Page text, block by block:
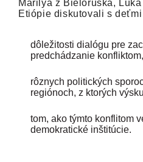
Marilya z Bieloruska,
Etiópie diskutovali s deťmi
dôležitosti dialógu pre
predchádzanie konfliktom,
rôznych politických
regiónoch, z ktorých
tom, ako týmto konflitom
demokratické inštitúcie.